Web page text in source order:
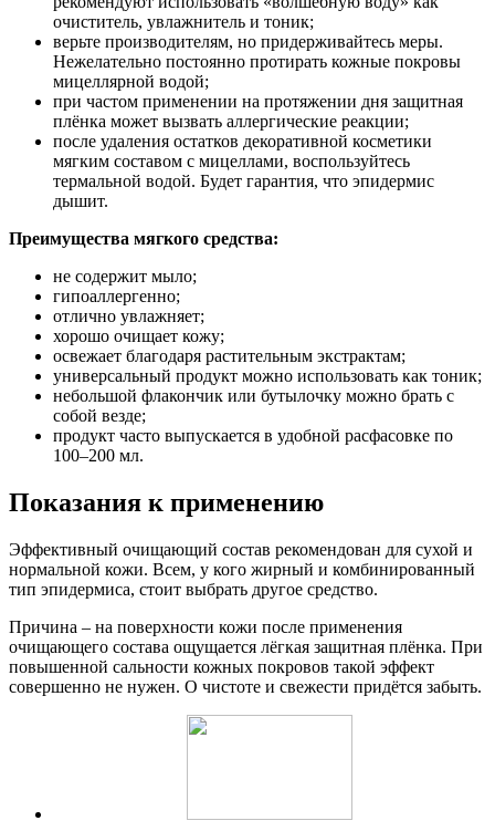
очиститель, увлажнитель и тоник;
верьте производителям, но придерживайтесь меры.
Нежелательно постоянно протирать кожные покровы
мицеллярной водой;
при частом применении на протяжении дня защитная
плёнка может вызвать аллергические реакции;
после удаления остатков декоративной косметики
мягким составом с мицеллами, воспользуйтесь
термальной водой. Будет гарантия, что эпидермис
дышит.
Преимущества мягкого средства:
не содержит мыло;
гипоаллергенно;
отлично увлажняет;
хорошо очищает кожу;
освежает благодаря растительным экстрактам;
универсальный продукт можно использовать как тоник;
небольшой флакончик или бутылочку можно брать с
собой везде;
продукт часто выпускается в удобной расфасовке по
100–200 мл.
Показания к применению
Эффективный очищающий состав рекомендован для сухой и
нормальной кожи. Всем, у кого жирный и комбинированный
тип эпидермиса, стоит выбрать другое средство.
Причина – на поверхности кожи после применения
очищающего состава ощущается лёгкая защитная плёнка. При
повышенной сальности кожных покровов такой эффект
совершенно не нужен. О чистоте и свежести придётся забыть.